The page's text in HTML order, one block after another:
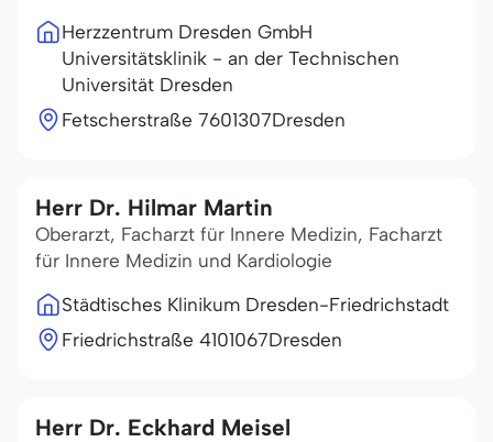
Herzzentrum Dresden GmbH
Universitätsklinik - an der Technischen
Universität Dresden
Fetscherstraße 7601307Dresden
Herr Dr. Hilmar Martin
Oberarzt, Facharzt für Innere Medizin, Facharzt
für Innere Medizin und Kardiologie
Städtisches Klinikum Dresden-Friedrichstadt
Friedrichstraße 4101067Dresden
Herr Dr. Eckhard Meisel